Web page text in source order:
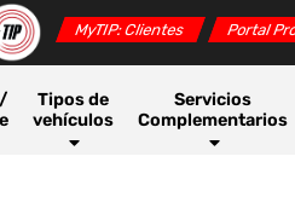
MyTIP: Clientes Portal
Tipos de
vehículos
Servicios
Complementarios